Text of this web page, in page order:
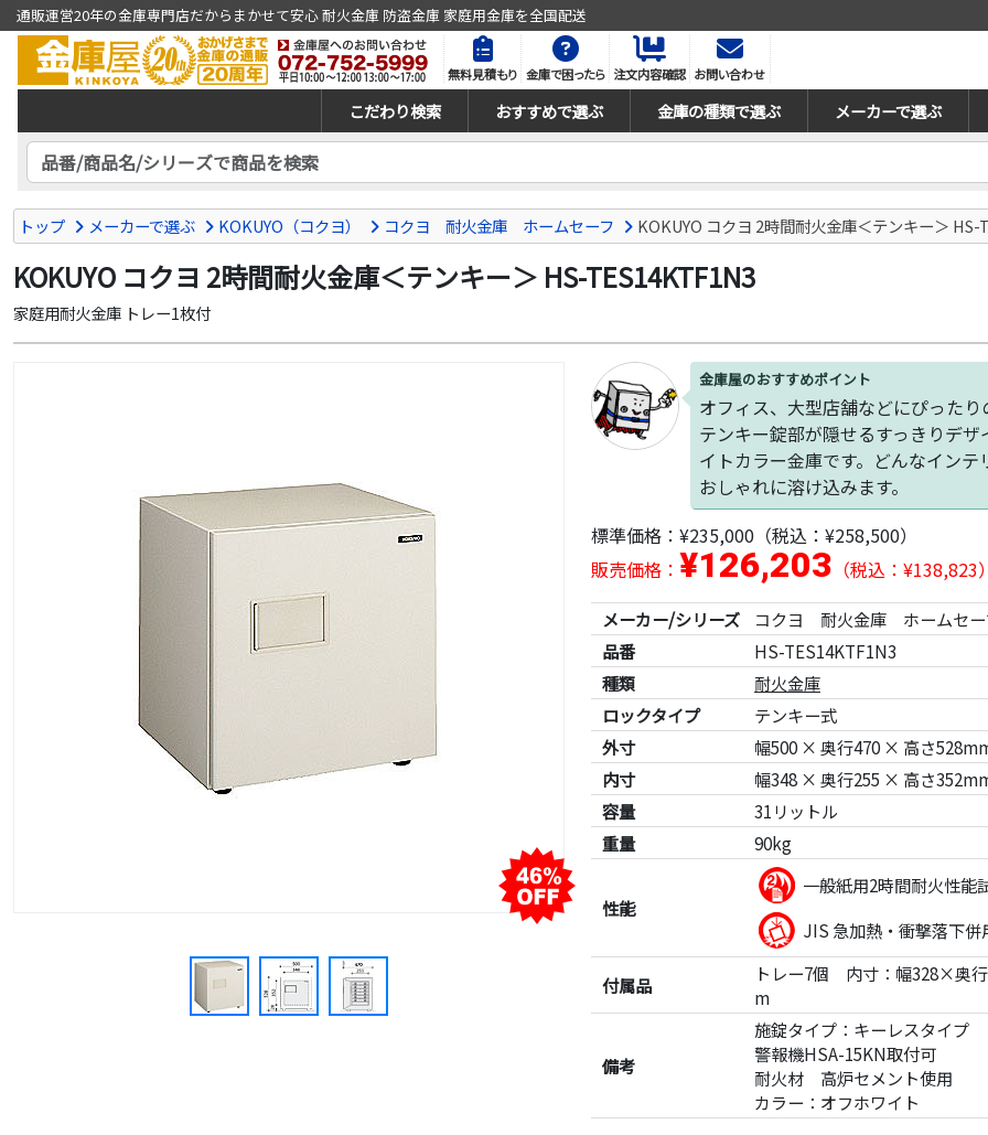
通販運営20年の金庫専門店だからまかせて安心 耐火金庫 防盗金庫 家庭用金庫を全国配送
無料見積もり 金庫で困ったら 注文内容確認 お問い合わせ
こだわり検索 おすすめで選ぶ 金庫の種類で選ぶ メーカーで選ぶ
トップ メーカーで選ぶ KOKUYO（コクヨ） コクヨ 耐火金庫 ホームセーフ KOKUYO コクヨ 2時間耐火金庫＜テンキー＞
KOKUYO コクヨ 2時間耐火金庫＜テンキー＞ HS-TES14KTF1N3
家庭用耐火金庫 トレー1枚付
金庫屋のおすすめポイント
オフィス、大型店舗などにぴった
テンキー錠部が隠せるすっきりデザ
イトカラー金庫です。どんなインテ
おしゃれに溶け込みます。
標準価格： ¥235,000 （税込：¥258,500）
販売価格： ¥126,203 （税込：¥138,823
メーカー/シリーズ
コクヨ 耐火金庫 ホームセー
品番
HS-TES14KTF1N3
種類
耐火金庫
ロックタイプ
テンキー式
外寸
幅500 × 奥行470 × 高さ
内寸
幅348 × 奥行255 × 高さ
容量
31リットル
重量
90kg
性能
一般紙用2時間耐火性能
JIS 急加熱・衝撃落下併
付属品
トレー7個 内寸：幅328×奥
m
備考
施錠タイプ：キーレスタイプ
警報機HSA-15KN取付可
耐火材 高炉セメント使用
カラー：オフホワイト